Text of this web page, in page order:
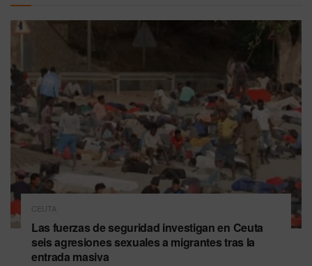
CEUTA
Las fuerzas de seguridad investigan en Ceuta
seis agresiones sexuales a migrantes tras la
entrada masiva